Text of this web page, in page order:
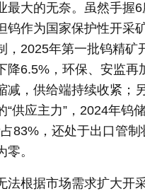
最大的无奈。虽然手握
钨作为国家保护性开采
，2025年第一批钨精矿
降6.5%，环保、安监再
减，供给端持续收紧；
“供应主力”，2024年钨
83%，还处于出口管制
零。
法根据市场需求扩大开